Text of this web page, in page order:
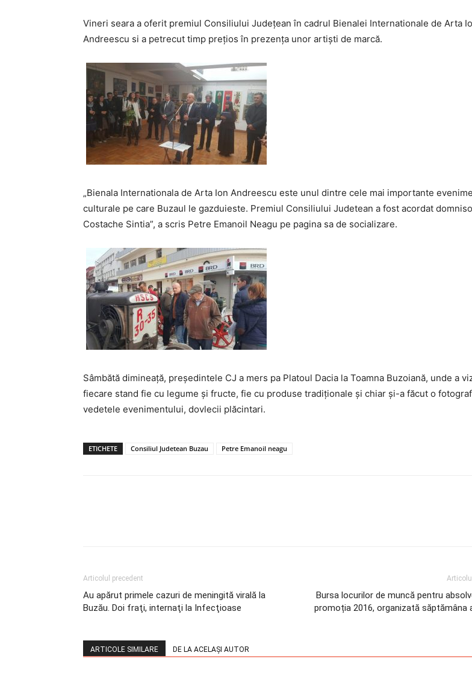
Vineri seara a oferit premiul Consiliului Judeţean în cadrul Bienalei Internationale de Arta
Andreescu si a petrecut timp preţios în prezenţa unor artişti de marcă.
„Bienala Internationala de Arta Ion Andreescu este unul dintre cele mai importante
culturale pe care Buzaul le gazduieste. Premiul Consiliului Judetean a fost acordat
Costache Sintia”, a scris Petre Emanoil Neagu pe pagina sa de socializare.
Sâmbătă dimineaţă, preşedintele CJ a mers pa Platoul Dacia la Toamna Buzoiană, unde a
fiecare stand fie cu legume şi fructe, fie cu produse tradiţionale şi chiar şi-a făcut o
vedetele evenimentului, dovlecii plăcintari.
ETICHETE Consiliul Judetean Buzau Petre Emanoil neagu
Articolul precedent
Au apărut primele cazuri de meningită virală la
Buzău. Doi fraţi, internaţi la Infecţioase
Bursa locurilor de muncă pentru
promoția 2016, organizată săptămâna
ARTICOLE SIMILARE DE LA ACELAȘI AUTOR